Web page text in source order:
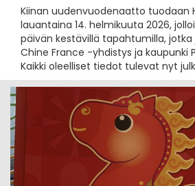
Kiinan uudenvuodenaatto tuodaan
lauantaina 14. helmikuuta 2026,
päivän kestävillä tapahtumilla,
Chine France -yhdistys ja kaupunki
Kaikki oleelliset tiedot tulevat nyt